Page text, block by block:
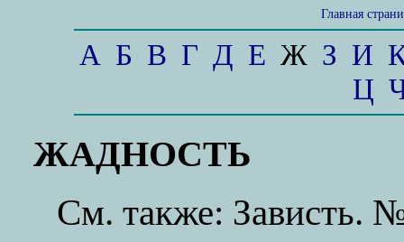
Главная
А Б В Г Д Е Ж З И
Ц
ЖАДНОСТЬ
См. также: Зависть.